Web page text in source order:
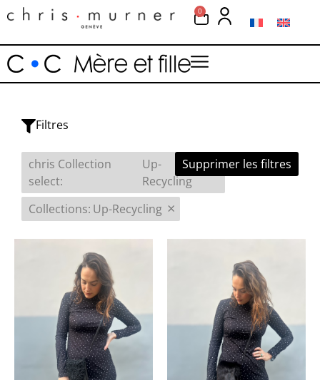
0
Filtres
chris Collection
select:
Up-
Recycling
×
Collections: Up-Recycling ×
Supprimer les filtres